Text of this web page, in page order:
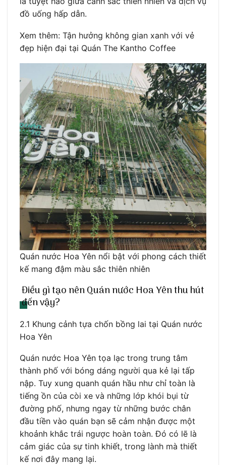
đồ uống hấp dẫn.
Xem thêm: Tận hưởng không gian xanh với vẻ
đẹp hiện đại tại Quán The Kantho Coffee
Quán nước Hoa Yên nổi bật với phong cách thiết
kế mang đậm màu sắc thiên nhiên
Điều gì tạo nên Quán nước Hoa Yên thu hút
đến vậy?
2.1 Khung cảnh tựa chốn bồng lai tại Quán nước
Hoa Yên
Quán nước Hoa Yên tọa lạc trong trung tâm
thành phố với bóng dáng người qua kẻ lại tấp
nập. Tuy xung quanh quán hầu như chỉ toàn là
tiếng ồn của còi xe và những lớp khói bụi từ
đường phố, nhưng ngay từ những bước chân
đầu tiền vào quán bạn sẽ cảm nhận được một
khoảnh khắc trái ngược hoàn toàn. Đó có lẽ là
cảm giác của sự tinh khiết, trong lành mà thiết
kế nơi đây mang lại.